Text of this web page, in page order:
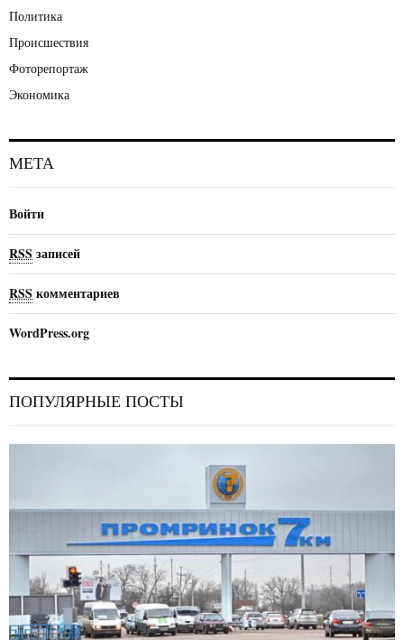
Политика
Происшествия
Фоторепортаж
Экономика
МЕТА
Войти
RSS записей
RSS комментариев
WordPress.org
ПОПУЛЯРНЫЕ ПОСТЫ